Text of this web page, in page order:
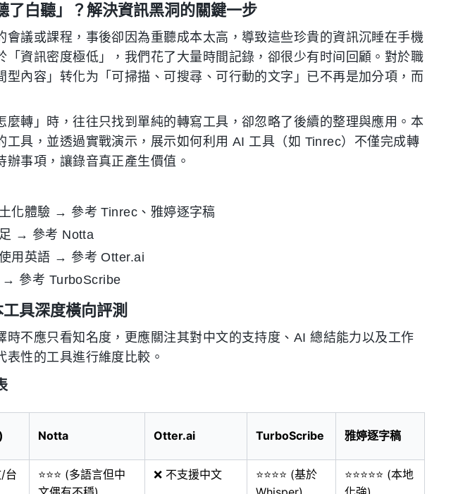
了白聽」？解決資訊黑洞的關鍵一步
會議或課程，事後卻因為重聽成本太高，導致這些珍貴的資訊沉睡在手機
「資訊密度極低」，我們花了大量時間記錄，卻很少有时间回顧。對於職
型內容」转化为「可掃描、可搜尋、可行動的文字」已不再是加分項，而
麼轉」時，往往只找到單純的轉寫工具，卻忽略了後續的整理與應用。本
工具，並透過實戰演示，展示如何利用 AI 工具（如 Tinrec）不僅完成轉
事項，讓錄音真正產生價值。
化體驗 → 參考 Tinrec、雅婷逐字稿
→ 參考 Notta
用英語 → 參考 Otter.ai
→ 參考 TurboScribe
具深度橫向評測
時不應只看知名度，更應關注其對中文的支持度、AI 總結能力以及工作
性的工具進行維度比較。
Notta Otter.ai TurboScribe 雅婷逐字稿
/台
⭐⭐⭐ (多語言但中
❌ 不支援中文
⭐⭐⭐⭐ (基於
⭐⭐⭐⭐⭐ (本地